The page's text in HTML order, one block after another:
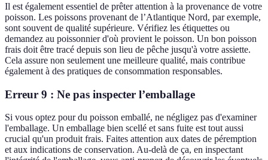
Il est également essentiel de prêter attention à la provenance de votre
poisson. Les poissons provenant de l’Atlantique Nord, par exemple,
sont souvent de qualité supérieure. Vérifiez les étiquettes ou
demandez au poissonnier d'où provient le poisson. Un bon poisson
frais doit être tracé depuis son lieu de pêche jusqu'à votre assiette.
Cela assure non seulement une meilleure qualité, mais contribue
également à des pratiques de consommation responsables.
Erreur 9 : Ne pas inspecter l’emballage
Si vous optez pour du poisson emballé, ne négligez pas d'examiner
l'emballage. Un emballage bien scellé et sans fuite est tout aussi
crucial qu'un produit frais. Faites attention aux dates de péremption
et aux indications de conservation. Au-delà de ça, en inspectant